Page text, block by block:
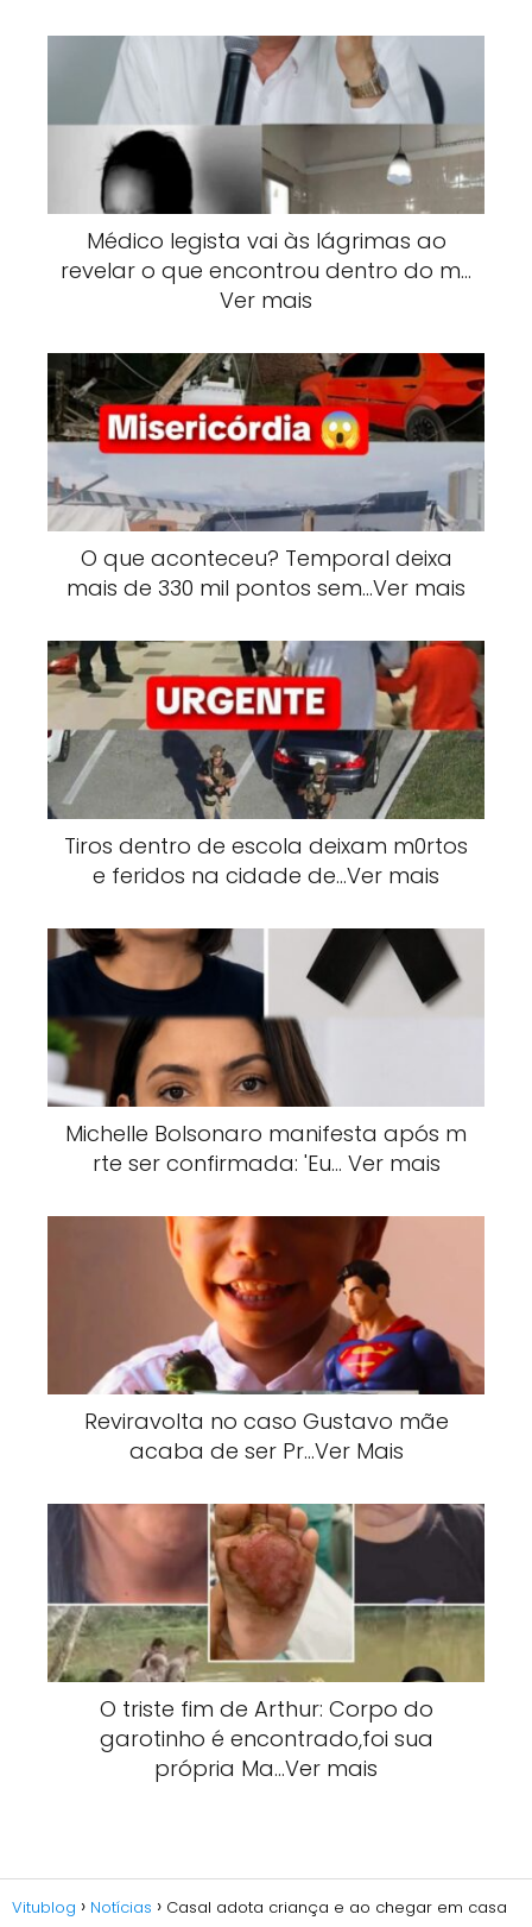
Médico legista vai às lágrimas ao
revelar o que encontrou dentro do m…
Ver mais
O que aconteceu? Temporal deixa
mais de 330 mil pontos sem…Ver mais
Tiros dentro de escola deixam m0rtos
e feridos na cidade de…Ver mais
Michelle Bolsonaro manifesta após m
rte ser confirmada: 'Eu… Ver mais
Reviravolta no caso Gustavo mãe
acaba de ser Pr…Ver Mais
O triste fim de Arthur: Corpo do
garotinho é encontrado,foi sua
própria Ma…Ver mais
Vitublog Notícias
Casal adota criança e ao chegar em casa